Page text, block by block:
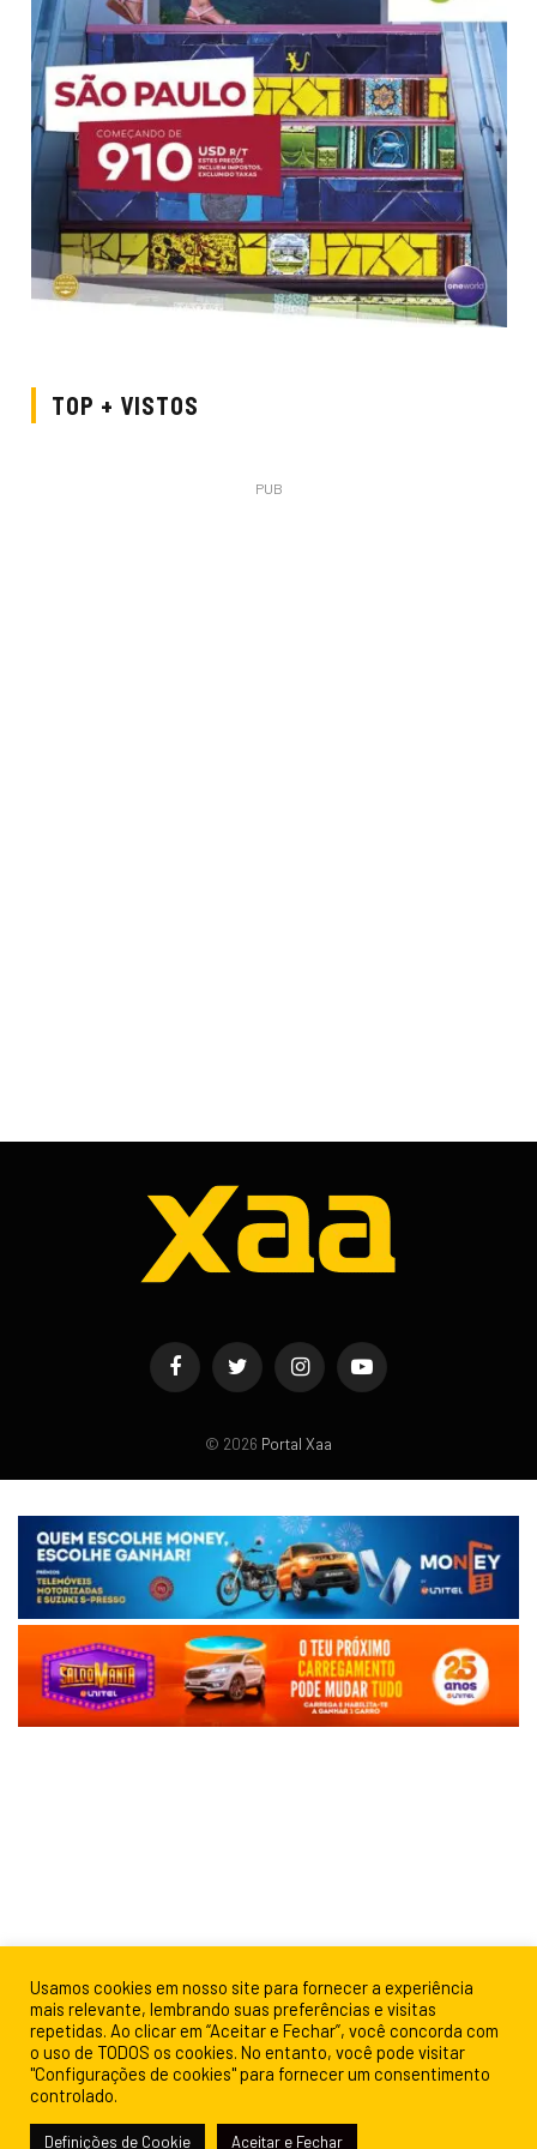
TOP + VISTOS
PUB
FacebookTwitter InstagramYouTube
© 2026 Portal Xaa
Usamos cookies em nosso site para fornecer a experiência
mais relevante, lembrando suas preferências e visitas
repetidas. Ao clicar em “Aceitar e Fechar”, você concorda com
o uso de TODOS os cookies. No entanto, você pode visitar
"Configurações de cookies" para fornecer um consentimento
controlado.
Definições de Cookie Aceitar e Fechar